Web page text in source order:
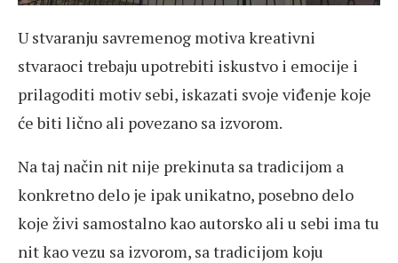
U stvaranju savremenog motiva kreativni
stvaraoci trebaju upotrebiti iskustvo i emocije i
prilagoditi motiv sebi, iskazati svoje viđenje koje
će biti lično ali povezano sa izvorom.
Na taj način nit nije prekinuta sa tradicijom a
konkretno delo je ipak unikatno, posebno delo
koje živi samostalno kao autorsko ali u sebi ima tu
nit kao vezu sa izvorom, sa tradicijom koju